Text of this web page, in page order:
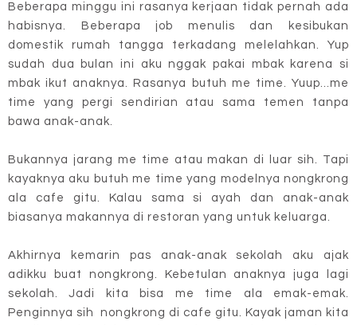
Beberapa minggu ini rasanya kerjaan tidak pernah ada
habisnya. Beberapa job menulis dan kesibukan
domestik rumah tangga terkadang melelahkan. Yup
sudah dua bulan ini aku nggak pakai mbak karena si
mbak ikut anaknya. Rasanya butuh me time. Yuup...me
time yang pergi sendirian atau sama temen tanpa
bawa anak-anak.
Bukannya jarang me time atau makan di luar sih. Tapi
kayaknya aku butuh me time yang modelnya nongkrong
ala cafe gitu. Kalau sama si ayah dan anak-anak
biasanya makannya di restoran yang untuk keluarga.
Akhirnya kemarin pas anak-anak sekolah aku ajak
adikku buat nongkrong. Kebetulan anaknya juga lagi
sekolah. Jadi kita bisa me time ala emak-emak.
Penginnya sih nongkrong di cafe gitu. Kayak jaman kita